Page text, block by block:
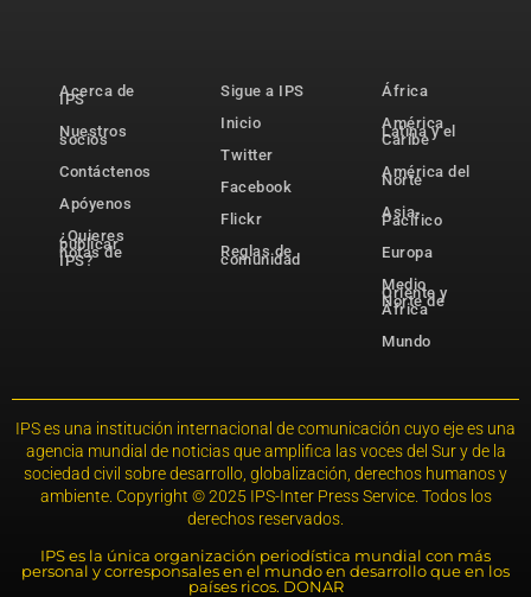
Acerca de
IPS
Nuestros
socios
Contáctenos
Apóyenos
¿Quieres
publicar
notas de
IPS?
Sigue a IPS
Inicio
Twitter
Facebook
Flickr
Reglas de
comunidad
África
América
Latina y el
Caribe
América del
Norte
Asia-
Pacífico
Europa
Medio
Oriente y
Norte de
África
Mundo
IPS es una institución internacional de comunicación cuyo eje es una
agencia mundial de noticias que amplifica las voces del Sur y de la
sociedad civil sobre desarrollo, globalización, derechos humanos y
ambiente. Copyright © 2025 IPS-Inter Press Service. Todos los
derechos reservados.
IPS es la única organización periodística mundial con más
personal y corresponsales en el mundo en desarrollo que en los
países ricos. DONAR